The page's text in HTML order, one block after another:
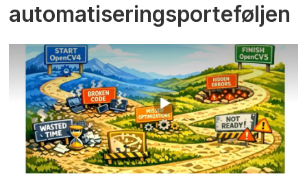
automatiseringsporteføljen